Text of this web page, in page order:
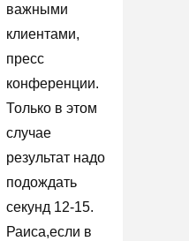
важными
клиентами,
пресс
конференции.
Только в этом
случае
результат надо
подождать
секунд 12-15.
Раиса,если в